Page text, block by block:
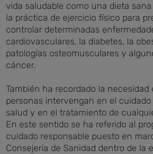
vida saludable como una dieta
la práctica de ejercicio físico para
controlar determinadas
cardiovasculares, la diabetes, la
patologías osteomusculares y
cáncer.
También ha recordado la necesidad
personas intervengan en el cuidado
salud y en el tratamiento de
En este sentido se ha referido al
cuidado responsable puesto en
Consejería de Sanidad dentro de la